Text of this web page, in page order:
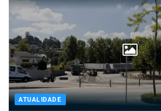
ATUALIDADE